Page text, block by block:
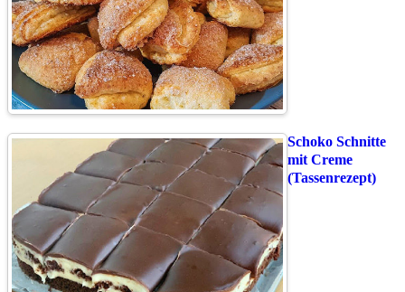
Schoko Schnitte
mit Creme
(Tassenrezept)